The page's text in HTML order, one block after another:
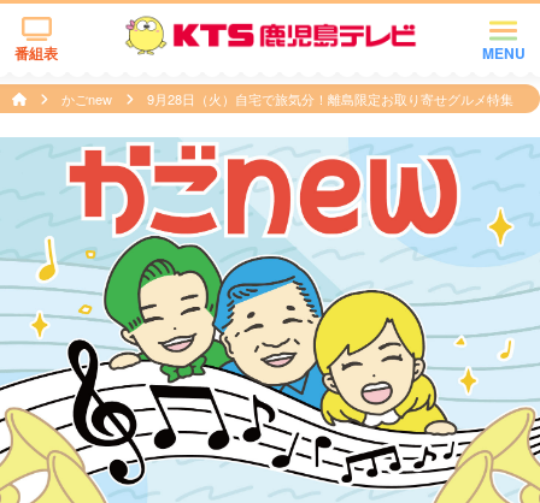
MENU
番組表
かごnew 9月28日（火）自宅で旅気分！離島限定お取り寄せグルメ特集